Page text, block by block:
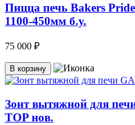
Пицца печь Bakers
1100-450мм б.у.
75 000 ₽
В корзину
Зонт вытяжной для
TOP нов.